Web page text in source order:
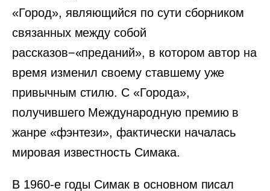
«Город», являющийся по сути сборником
связанных между собой
рассказов−«преданий», в котором автор на
время изменил своему ставшему уже
привычным стилю. С «Города»,
получившего Международную премию в
жанре «фэнтези», фактически началась
мировая известность Симака.
В 1960-е годы Симак в основном писал